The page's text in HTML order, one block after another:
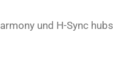
und H-Sync hubs